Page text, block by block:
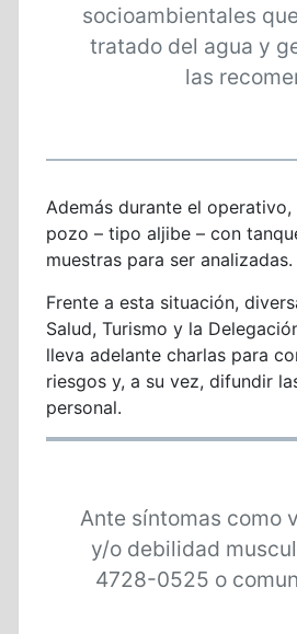
socioambientales
tratado del agua y
las
Además durante el
pozo – tipo aljibe – con
muestras para ser analizadas.
Frente a esta situación,
Salud, Turismo y la
lleva adelante charlas para
riesgos y, a su vez, difundir
personal.
Ante síntomas como
y/o debilidad
4728-0525 o